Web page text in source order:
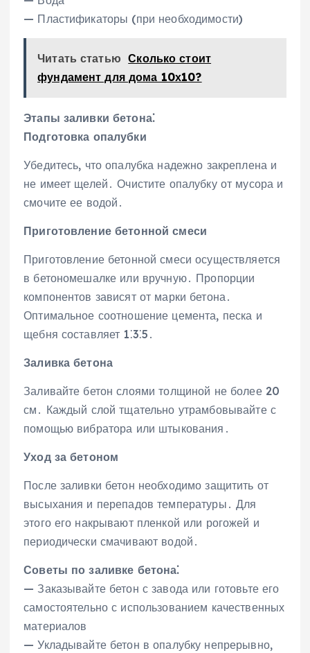
— Пластификаторы (при необходимости)
Читать статью Сколько стоит
фундамент для дома 10х10?
Этапы заливки бетона⁚
Подготовка опалубки
Убедитесь‚ что опалубка надежно закреплена и
не имеет щелей․ Очистите опалубку от мусора и
смочите ее водой․
Приготовление бетонной смеси
Приготовление бетонной смеси осуществляется
в бетономешалке или вручную․ Пропорции
компонентов зависят от марки бетона․
Оптимальное соотношение цемента‚ песка и
щебня составляет 1⁚3⁚5․
Заливка бетона
Заливайте бетон слоями толщиной не более 20
см․ Каждый слой тщательно утрамбовывайте с
помощью вибратора или штыкования․
Уход за бетоном
После заливки бетон необходимо защитить от
высыхания и перепадов температуры․ Для
этого его накрывают пленкой или рогожей и
периодически смачивают водой․
Советы по заливке бетона⁚
— Заказывайте бетон с завода или готовьте его
самостоятельно с использованием качественных
материалов
— Укладывайте бетон в опалубку непрерывно‚